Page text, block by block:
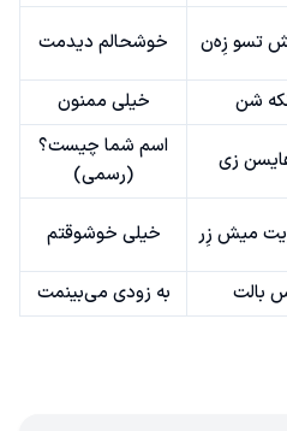
تسو زِه‌ن خوشحالم دیدمت
شن خیلی ممنون
زی
اسم شما چیست؟
(رسمی)
میش زِر خیلی خوشوقتم
بالت به زودی می‌بینمت